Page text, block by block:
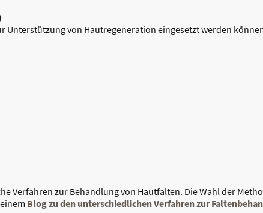
Unterstützung von Hautregeneration eingesetzt werden
Verfahren zur Behandlung von Hautfalten. Die Wahl der
Blog zu den unterschiedlichen Verfahren zur